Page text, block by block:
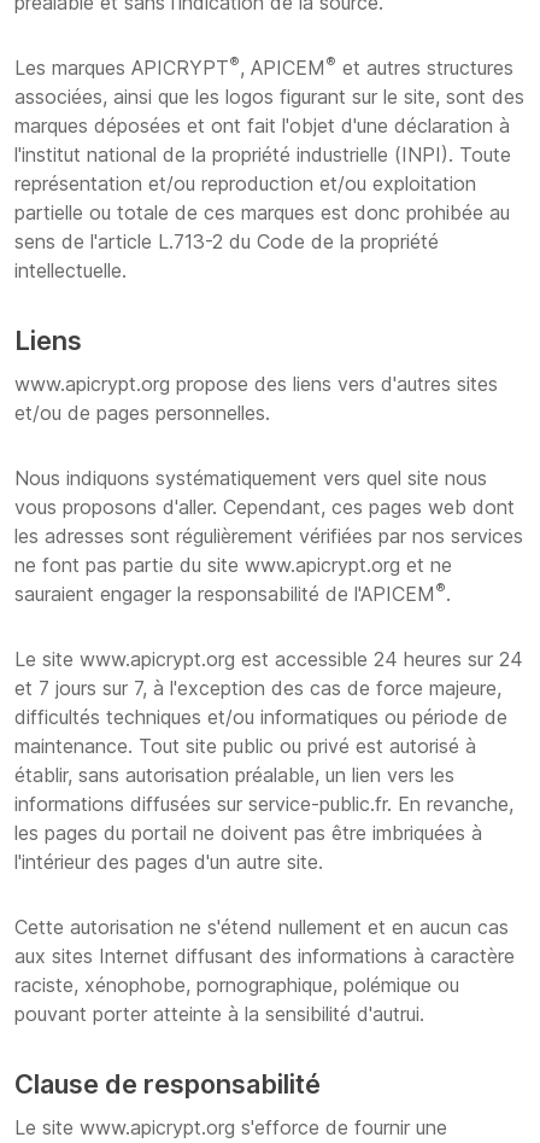
Les marques APICRYPT®, APICEM ® et autres structures
associées, ainsi que les logos figurant sur le site, sont des
marques déposées et ont fait l'objet d'une déclaration à
l'institut national de la propriété industrielle (INPI). Toute
représentation et/ou reproduction et/ou exploitation
partielle ou totale de ces marques est donc prohibée au
sens de l'article L.713-2 du Code de la propriété
intellectuelle.
Liens
www.apicrypt.org propose des liens vers d'autres sites
et/ou de pages personnelles.
Nous indiquons systématiquement vers quel site nous
vous proposons d'aller. Cependant, ces pages web dont
les adresses sont régulièrement vérifiées par nos services
ne font pas partie du site www.apicrypt.org et ne
sauraient engager la responsabilité de l'APICEM ®.
Le site www.apicrypt.org est accessible 24 heures sur 24
et 7 jours sur 7, à l'exception des cas de force majeure,
difficultés techniques et/ou informatiques ou période de
maintenance. Tout site public ou privé est autorisé à
établir, sans autorisation préalable, un lien vers les
informations diffusées sur service-public.fr. En revanche,
les pages du portail ne doivent pas être imbriquées à
l'intérieur des pages d'un autre site.
Cette autorisation ne s'étend nullement et en aucun cas
aux sites Internet diffusant des informations à caractère
raciste, xénophobe, pornographique, polémique ou
pouvant porter atteinte à la sensibilité d'autrui.
Clause de responsabilité
Le site www.apicrypt.org s'efforce de fournir une